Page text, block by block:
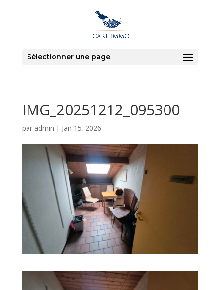
Sélectionner une page
IMG_20251212_095300
par admin | Jan 15, 2026